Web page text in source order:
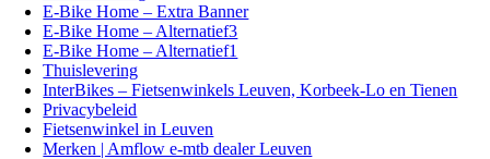
E-Bike Home – Extra Banner
E-Bike Home – Alternatief3
E-Bike Home – Alternatief1
Thuislevering
InterBikes – Fietsenwinkels Leuven, Korbeek-Lo en Tienen
Privacybeleid
Fietsenwinkel in Leuven
Merken | Amflow e-mtb dealer Leuven